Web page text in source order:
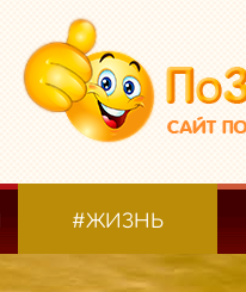
#ЖИЗНЬ